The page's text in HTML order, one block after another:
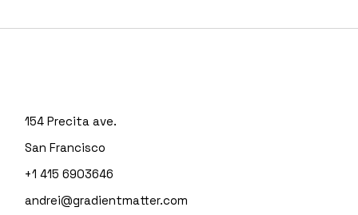
154 Precita ave.
San Francisco
+1 415 6903646
andrei@gradientmatter.com